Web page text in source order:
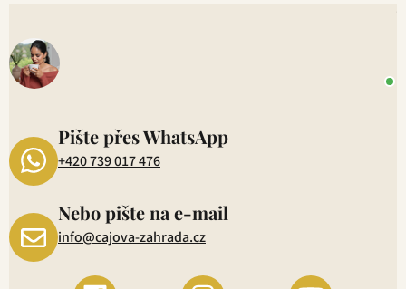
Pište přes WhatsApp
+420 739 017 476
Nebo pište na e-mail
info@cajova-zahrada.cz